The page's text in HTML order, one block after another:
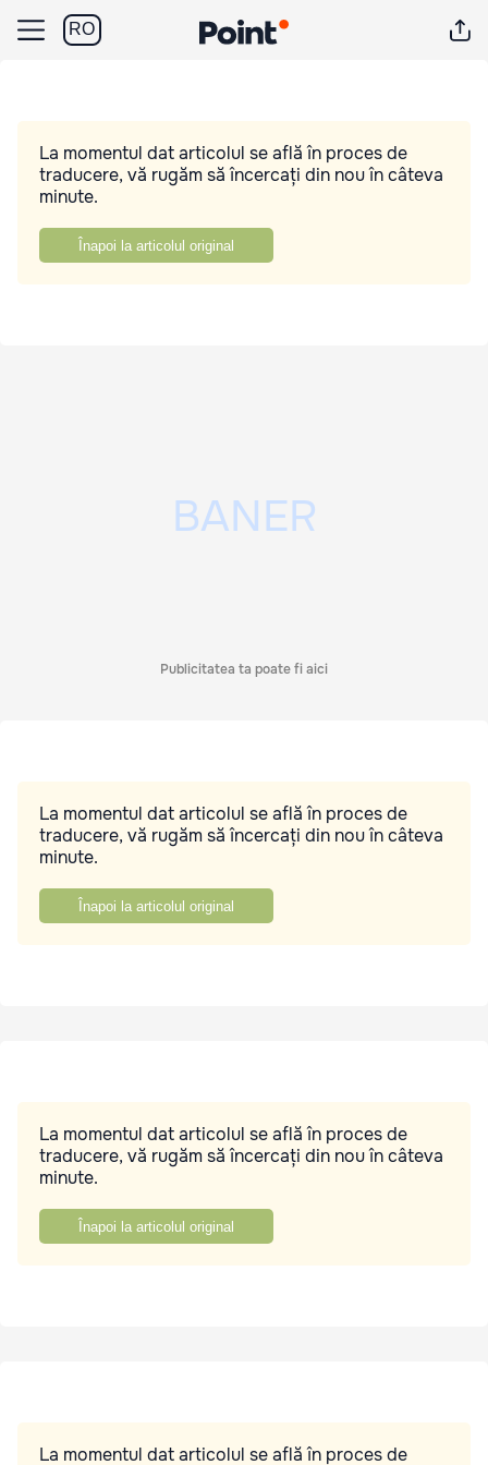
RO
La momentul dat articolul se află în proces de
traducere, vă rugăm să încercați din nou în câteva
minute.
Înapoi la articolul original
Publicitatea ta poate fi aici
La momentul dat articolul se află în proces de
traducere, vă rugăm să încercați din nou în câteva
minute.
Înapoi la articolul original
La momentul dat articolul se află în proces de
traducere, vă rugăm să încercați din nou în câteva
minute.
Înapoi la articolul original
La momentul dat articolul se află în proces de